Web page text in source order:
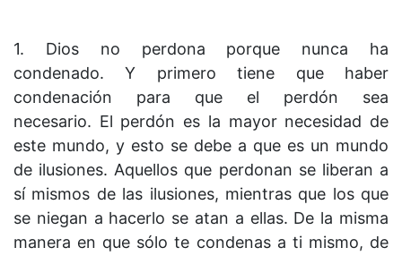
1. Dios no perdona porque nunca ha
condenado. Y primero tiene que haber
condenación para que el perdón sea
necesario. El perdón es la mayor necesidad de
este mundo, y esto se debe a que es un mundo
de ilusiones. Aquellos que perdonan se liberan a
sí mismos de las ilusiones, mientras que los que
se niegan a hacerlo se atan a ellas. De la misma
manera en que sólo te condenas a ti mismo, de